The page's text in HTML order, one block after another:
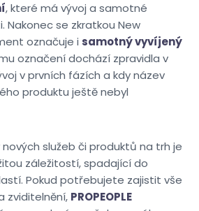
, které má vývoj a samotné
Nakonec se zkratkou New
označuje i samotný vyvíjený
označení dochází zpravidla v
v prvních fázích a kdy název
produktu ještě nebyl
nových služeb či produktů na trh je
záležitostí, spadající do
Pokud potřebujete zajistit vše
zviditelnění, PROPEOPLE